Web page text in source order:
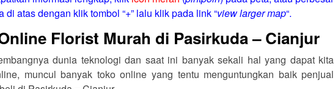
di atas dengan klik tombol “+” lalu klik pada link “view larger map“.
Florist Murah di Pasirkuda – Cianjur
dunia teknologi dan saat ini banyak sekali hal yang dapat kita
muncul banyak toko online yang tentu menguntungkan baik penjual